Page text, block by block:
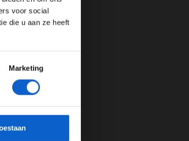
voor social
die u aan ze heeft
Marketing